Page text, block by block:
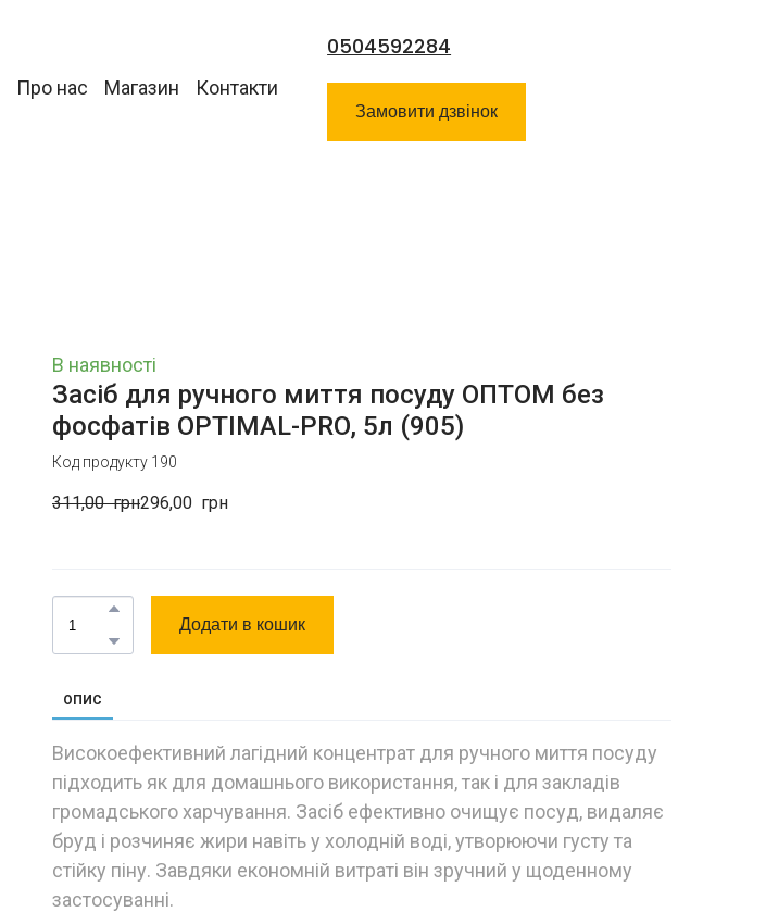
Про нас Магазин Контакти
0504592284
Замовити дзвінок
В наявності
Засіб для ручного миття посуду ОПТОМ без
фосфатів OPTIMAL-PRO, 5л (905)
Код продукту 190
311,00  грн296,00  грн
Додати в кошик
ОПИС
Високоефективний лагідний концентрат для ручного миття посуду
підходить як для домашнього використання, так і для закладів
громадського харчування. Засіб ефективно очищує посуд, видаляє
бруд і розчиняє жири навіть у холодній воді, утворюючи густу та
стійку піну. Завдяки економній витраті він зручний у щоденному
застосуванні.